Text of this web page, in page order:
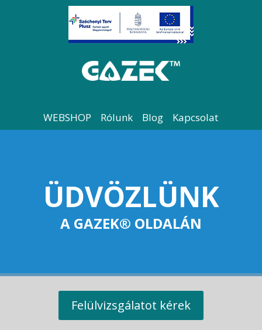
WEBSHOP Rólunk Blog Kapcsolat
ÜDVÖZLÜNK
A GAZEK® OLDALÁN
Felülvizsgálatot kérek